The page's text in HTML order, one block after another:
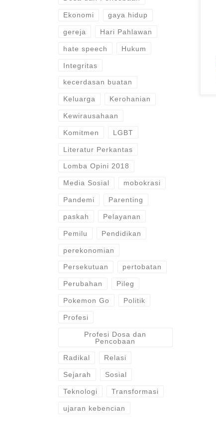
Ekonomi gaya hidup
gereja Hari Pahlawan
hate speech Hukum
Integritas
kecerdasan buatan
Keluarga Kerohanian
Kewirausahaan
Komitmen LGBT
Literatur Perkantas
Lomba Opini 2018
Media Sosial mobokrasi
Pandemi Parenting
paskah Pelayanan
Pemilu Pendidikan
perekonomian
Persekutuan pertobatan
Perubahan Pileg
Pokemon Go Politik
Profesi
Profesi Dosa dan
Pencobaan
Radikal Relasi
Sejarah Sosial
Teknologi Transformasi
ujaran kebencian